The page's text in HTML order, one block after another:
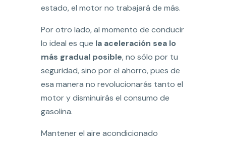
estado, el motor no trabajará de más.
Por otro lado, al momento de conducir
lo ideal es que la aceleración sea lo
más gradual posible, no sólo por tu
seguridad, sino por el ahorro, pues de
esa manera no revolucionarás tanto el
motor y disminuirás el consumo de
gasolina.
Mantener el aire acondicionado